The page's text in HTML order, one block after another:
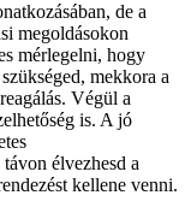
de a
megoldásokon
mérlegelni, hogy
mekkora a
Végül a
is. A jó
élvezhesd a
kellene venni.